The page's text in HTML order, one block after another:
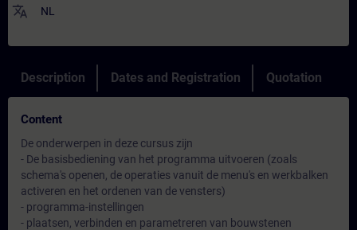
translate NL
Description Dates and Registration Quotation
Content
De onderwerpen in deze cursus zijn
- De basisbediening van het programma uitvoeren (zoals
schema's openen, de operaties vanuit de menu's en werkbalken
activeren en het ordenen van de vensters)
- programma-instellingen
- plaatsen, verbinden en parametreren van bouwstenen